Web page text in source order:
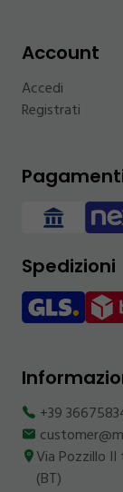
Account
Accedi
Registrati
Spedizioni
+39
Via Pozzillo II
(BT)